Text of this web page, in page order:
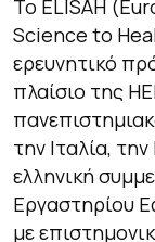
Το ELISAH
Science to
ερευνητικό
πλαίσιο της
την Ιταλία,
ελληνική
Εργαστηρίου
με